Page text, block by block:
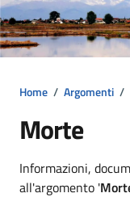
Home / Argomenti /
Morte
Dettagli
Informazioni,
all'argomento '